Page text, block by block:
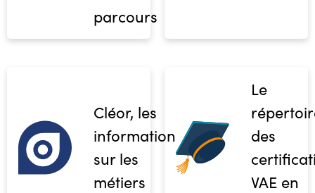
parcours
Cléor, les
informations
sur les
métiers
Le
des
VAE en